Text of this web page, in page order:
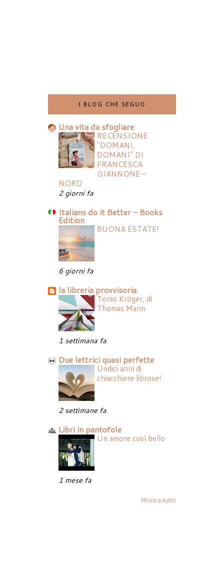
I BLOG CHE SEGUO
Una vita da sfogliare
RECENSIONE
"DOMANI,
DOMANI" DI
FRANCESCA
GIANNONE -
NORD
2 giorni fa
Italians do it Better - Books
Edition
BUONA ESTATE!
6 giorni fa
la libreria provvisoria
Tonio Kröger, di
Thomas Mann
1 settimana fa
Due lettrici quasi perfette
Undici anni di
chiacchiere librose!
2 settimane fa
Libri in pantofole
Un amore così bello
1 mese fa
Mostra tutto